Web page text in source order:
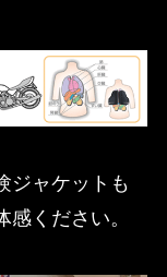
ジャケットも
ください。